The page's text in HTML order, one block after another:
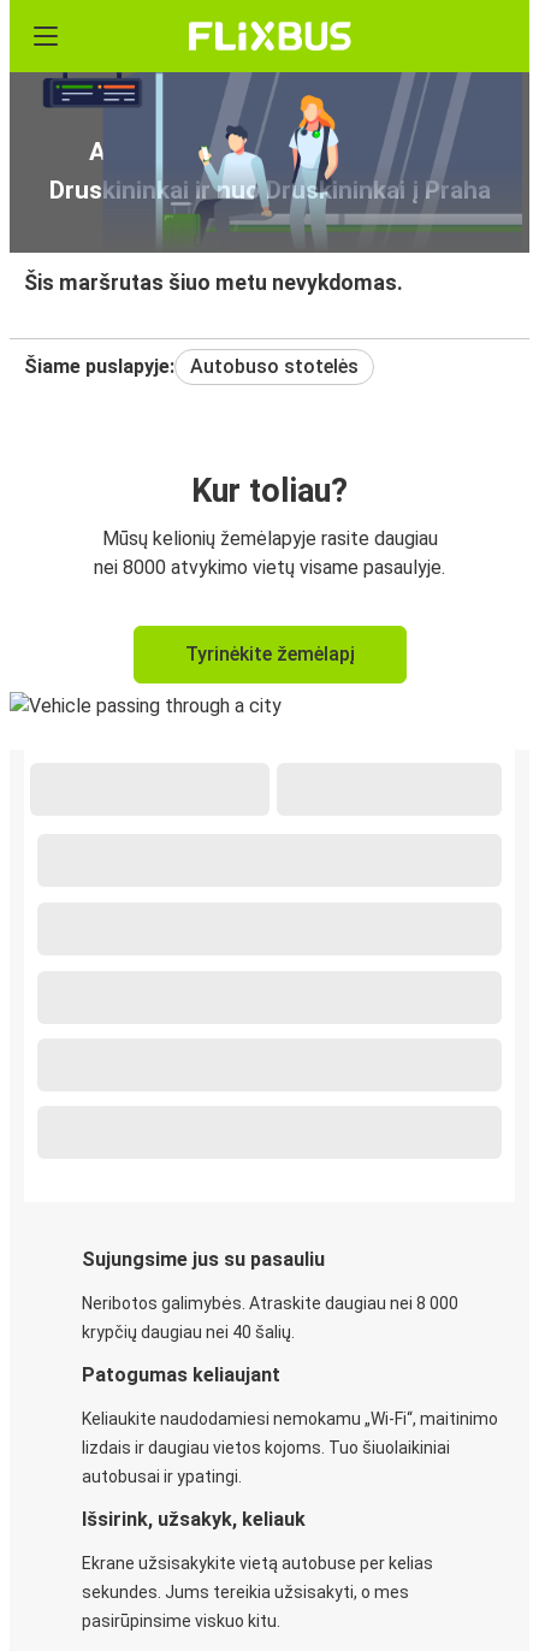
Autobuso maršrutai nuo Praha į
Druskininkai ir nuo Druskininkai į Praha
Šis maršrutas šiuo metu nevykdomas.
Šiame puslapyje: Autobuso stotelės
Kur toliau?
Mūsų kelionių žemėlapyje rasite daugiau
nei 8000 atvykimo vietų visame pasaulyje.
Tyrinėkite žemėlapį
Sujungsime jus su pasauliu
Neribotos galimybės. Atraskite daugiau nei 8 000
krypčių daugiau nei 40 šalių.
Patogumas keliaujant
Keliaukite naudodamiesi nemokamu „Wi-Fi“, maitinimo
lizdais ir daugiau vietos kojoms. Tuo šiuolaikiniai
autobusai ir ypatingi.
Išsirink, užsakyk, keliauk
Ekrane užsisakykite vietą autobuse per kelias
sekundes. Jums tereikia užsisakyti, o mes
pasirūpinsime viskuo kitu.